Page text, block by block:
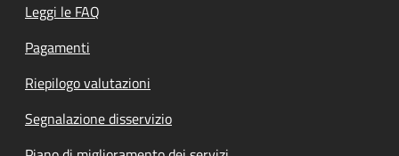
Leggi le FAQ
Pagamenti
Riepilogo valutazioni
Segnalazione disservizio